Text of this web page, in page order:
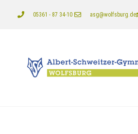
05361 - 87 34-10 asg@wolfsburg.de